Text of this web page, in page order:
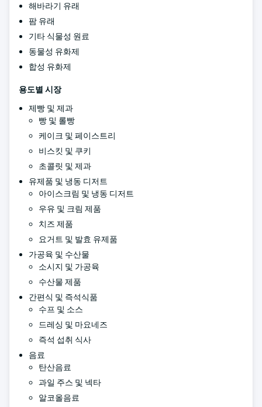
해바라기 유래
팜 유래
기타 식물성 원료
동물성 유화제
합성 유화제
용도별 시장
제빵 및 제과
빵 및 롤빵
케이크 및 페이스트리
비스킷 및 쿠키
초콜릿 및 제과
유제품 및 냉동 디저트
아이스크림 및 냉동 디저트
우유 및 크림 제품
치즈 제품
요거트 및 발효 유제품
가공육 및 수산물
소시지 및 가공육
수산물 제품
간편식 및 즉석식품
수프 및 소스
드레싱 및 마요네즈
즉석 섭취 식사
음료
탄산음료
과일 주스 및 넥타
알코올음료